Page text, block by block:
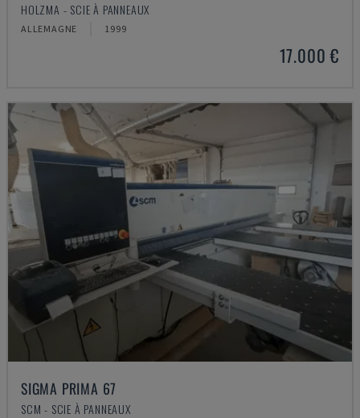
HOLZMA - SCIE À PANNEAUX
ALLEMAGNE 1999
17.000 €
SIGMA PRIMA 67
SCM - SCIE À PANNEAUX